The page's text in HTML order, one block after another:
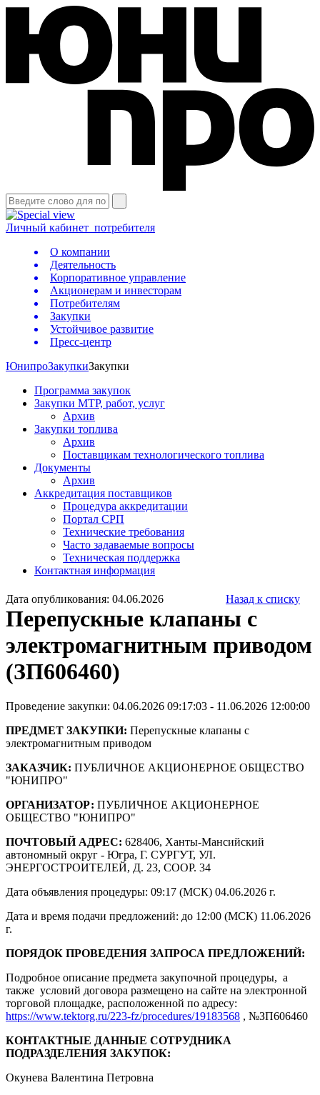
Личный кабинет потребителя
О компании
Деятельность
Корпоративное управление
Акционерам и инвесторам
Потребителям
Закупки
Устойчивое развитие
Пресс-центр
ЮнипроЗакупкиЗакупки
Программа закупок
Закупки МТР, работ, услуг
Архив
Закупки топлива
Архив
Поставщикам технологического топлива
Документы
Архив
Аккредитация поставщиков
Процедура аккредитации
Портал СРП
Технические требования
Часто задаваемые вопросы
Техническая поддержка
Контактная информация
Дата опубликования: 04.06.2026 Назад к списку
Перепускные клапаны с
электромагнитным приводом
(ЗП606460)
Проведение закупки: 04.06.2026 09:17:03 - 11.06.2026 12:00:00
ПРЕДМЕТ ЗАКУПКИ: Перепускные клапаны с
электромагнитным приводом
ЗАКАЗЧИК: ПУБЛИЧНОЕ АКЦИОНЕРНОЕ ОБЩЕСТВО
"ЮНИПРО"
ОРГАНИЗАТОР: ПУБЛИЧНОЕ АКЦИОНЕРНОЕ
ОБЩЕСТВО "ЮНИПРО"
ПОЧТОВЫЙ АДРЕС: 628406, Ханты-Мансийский
автономный округ - Югра, Г. СУРГУТ, УЛ.
ЭНЕРГОСТРОИТЕЛЕЙ, Д. 23, СООР. 34
Дата объявления процедуры: 09:17 (МСК) 04.06.2026 г.
Дата и время подачи предложений: до 12:00 (МСК) 11.06.2026
г.
ПОРЯДОК ПРОВЕДЕНИЯ ЗАПРОСА ПРЕДЛОЖЕНИЙ:
Подробное описание предмета закупочной процедуры, а
также условий договора размещено на сайте на электронной
торговой площадке, расположенной по адресу:
https://www.tektorg.ru/223-fz/procedures/19183568 , №ЗП606460
КОНТАКТНЫЕ ДАННЫЕ СОТРУДНИКА
ПОДРАЗДЕЛЕНИЯ ЗАКУПОК:
Окунева Валентина Петровна